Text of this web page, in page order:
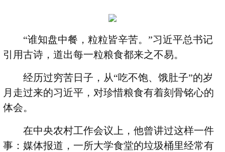
“谁知盘中餐，粒粒皆辛苦。 ”习近平总书记
引用古诗，道出每一粒粮食都来之不易。
经历过穷苦日子，从“吃不饱、饿肚子”的岁
月走过来的习近平，对珍惜粮食有着刻骨铭心的
体会。
在中央农村工作会议上，他曾讲过这样一件
事：媒体报道，一所大学食堂的垃圾桶里经常有